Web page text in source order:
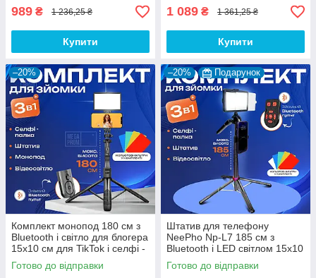
989 ₴ 1 236,25 ₴
Купити
1 089 ₴ 1 361,25 ₴
Купити
–20%
Комплект монопод 180 см з
Bluetooth і світло для блогера
15x10 см для TikTok і селфі -
Лампа зі штативом
Готово до відправки
–20% Подарунок
Штатив для телефону
NeePho Np-L7 185 см з
Bluetooth і LED світлом 15x10
см з пластинами для фото і
відео
Готово до відправки